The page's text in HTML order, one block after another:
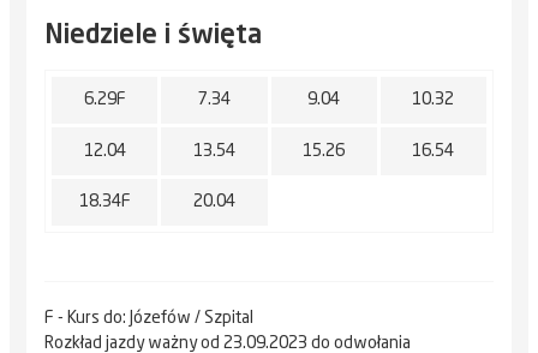
Niedziele i święta
6.29F 7.34 9.04 10.32
12.04 13.54 15.26 16.54
18.34F 20.04
F - Kurs do: Józefów / Szpital
Rozkład jazdy ważny od 23.09.2023 do odwołania